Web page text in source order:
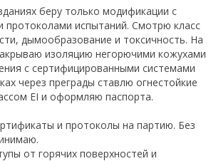
беру только модификации с
протоколами испытаний. Смотрю класс
дымообразование и токсичность. На
изоляцию негорючими кожухами
с сертифицированными системами
через преграды ставлю огнестойкие
EI и оформляю паспорта.
и протоколы на партию. Без
от горячих поверхностей и